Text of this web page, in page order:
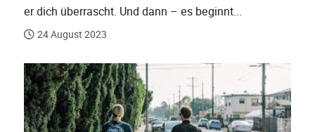
er dich überrascht. Und dann – es beginnt...
24 August 2023